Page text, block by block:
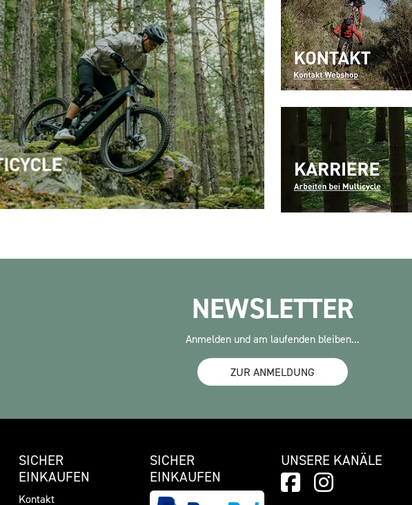
NEWSLETTER
Anmelden und am laufenden bleiben...
ZUR ANMELDUNG
SICHER
EINKAUFEN
Kontakt
SICHER
EINKAUFEN
UNSERE KANÄLE